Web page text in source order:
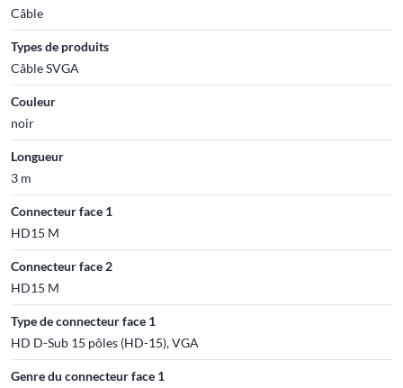
Câble
Types de produits
Câble SVGA
Couleur
noir
Longueur
3 m
Connecteur face 1
HD15 M
Connecteur face 2
HD15 M
Type de connecteur face 1
HD D-Sub 15 pôles (HD-15), VGA
Genre du connecteur face 1